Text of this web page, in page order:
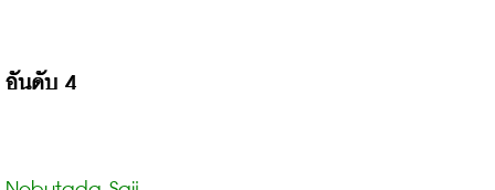
อันดับ 4